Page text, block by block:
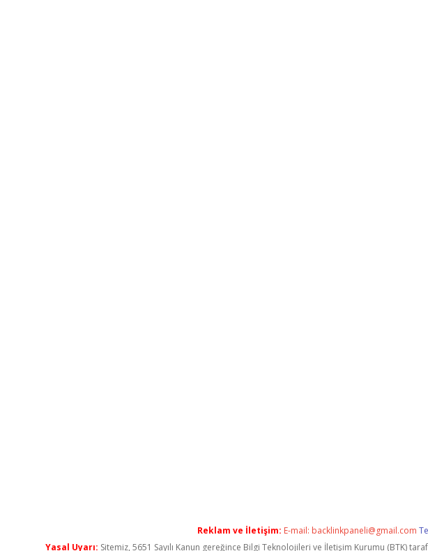
Reklam ve İletişim: E-mail: backlinkpaneli@gmail.com
Yasal Uyarı: Sitemiz, 5651 Sayılı Kanun gereğince Bilgi Teknolojileri ve İletişim Kurumu (BTK)